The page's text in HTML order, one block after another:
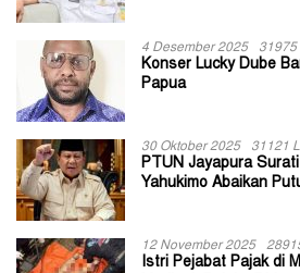
4 Desember 2025 31975
Konser Lucky Dube
Papua
30 Oktober 2025 31121
PTUN Jayapura
Yahukimo Abaikan
12 November 2025
Istri Pejabat Pajak di